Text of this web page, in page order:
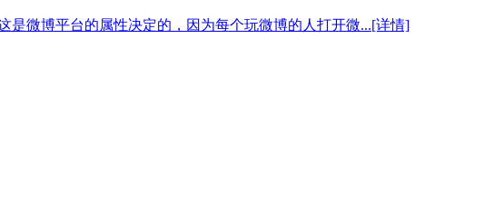
微博平台的属性决定的，因为每个玩微博的人打开微...[详情]